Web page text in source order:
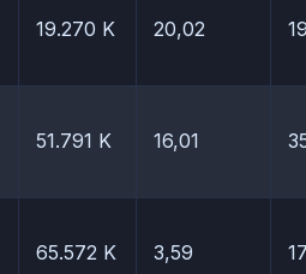
19.270 K 20,02
51.791 K 16,01
65.572 K 3,59